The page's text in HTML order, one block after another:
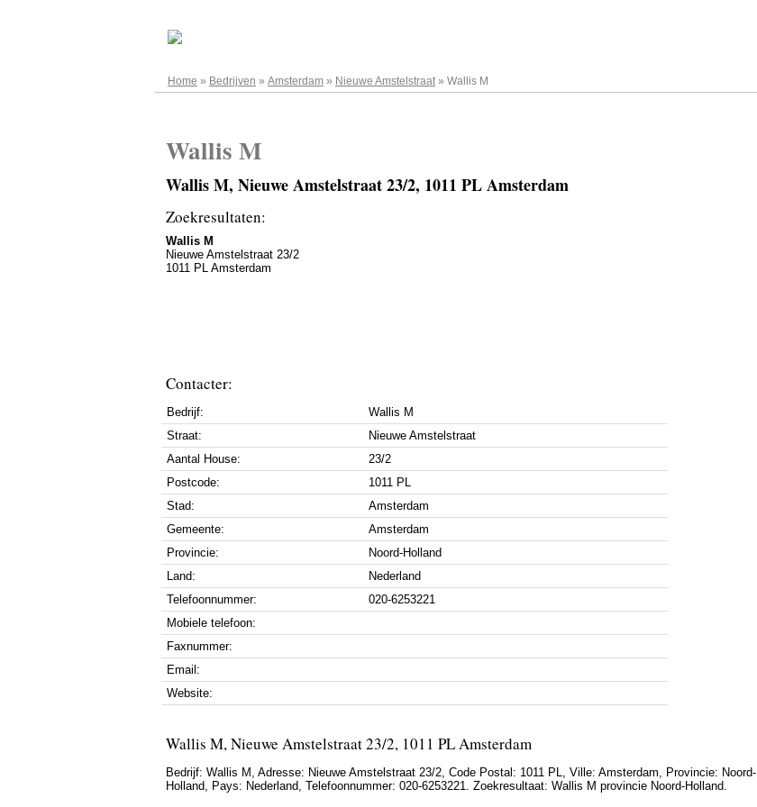
Home » Bedrijven » Amsterdam » Nieuwe Amstelstraat» Wallis M
Wallis M
Wallis M, Nieuwe Amstelstraat 23/2, 1011 PL Amsterdam
Zoekresultaten:
Wallis M
Nieuwe Amstelstraat 23/2
1011 PL Amsterdam
Contacter:
Bedrijf:
Wallis M
Straat:
Nieuwe Amstelstraat
Aantal House:
23/2
Postcode:
1011 PL
Stad:
Amsterdam
Gemeente:
Amsterdam
Provincie:
Noord-Holland
Land:
Nederland
Telefoonnummer:
020-6253221
Mobiele telefoon:
Faxnummer:
Email:
Website:
Wallis M, Nieuwe Amstelstraat 23/2, 1011 PL Amsterdam
Bedrijf: Wallis M , Adresse: Nieuwe Amstelstraat 23/2, Code Postal: 1011 PL, Ville: Amsterdam, Provincie: Noord-
Holland, Pays: Nederland, Telefoonnummer: 020-6253221. Zoekresultaat: Wallis M provincie Noord-Holland.